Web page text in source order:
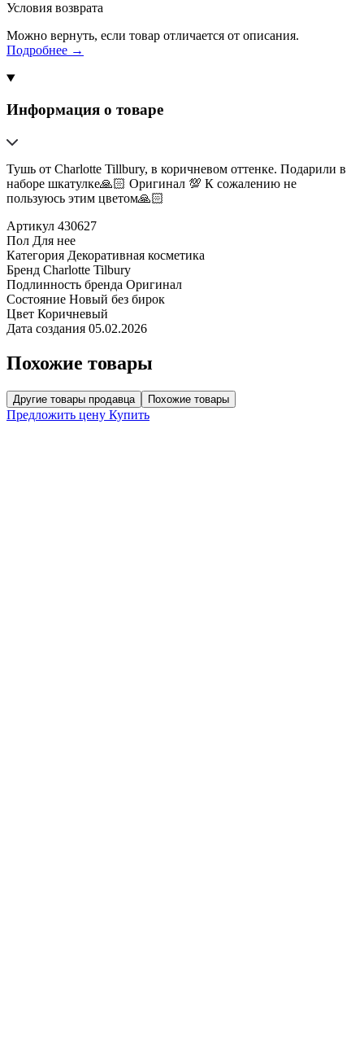
Условия возврата
Можно вернуть, если товар отличается от описания.
Подробнее →
Информация о товаре
Тушь от Charlotte Tillbury, в коричневом оттенке. Подарили в
наборе шкатулке🙏🏻 Оригинал 💯 К сожалению не
пользуюсь этим цветом🙏🏻
Артикул 430627
Пол Для нее
Категория Декоративная косметика
Бренд Charlotte Tilbury
Подлинность бренда Оригинал
Состояние Новый без бирок
Цвет Коричневый
Дата создания 05.02.2026
Похожие товары
Другие товары продавца Похожие товары
Предложить цену Купить